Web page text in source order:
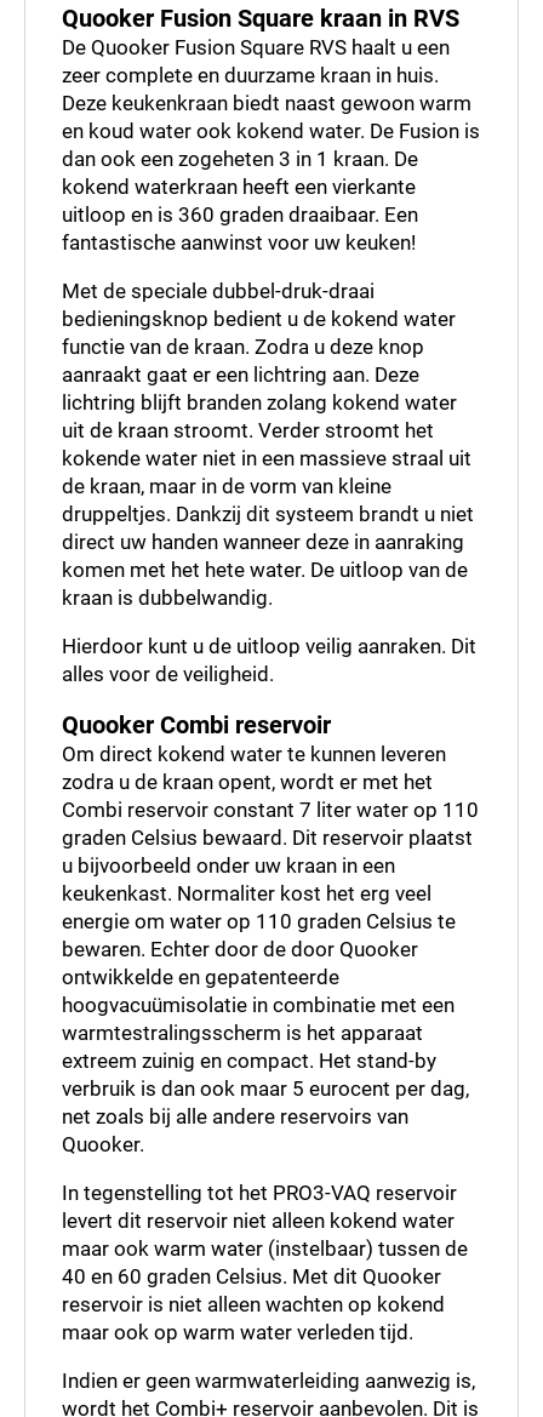
Quooker Fusion Square kraan in RVS
De Quooker Fusion Square RVS haalt u een
zeer complete en duurzame kraan in huis.
Deze keukenkraan biedt naast gewoon warm
en koud water ook kokend water. De Fusion is
dan ook een zogeheten 3 in 1 kraan. De
kokend waterkraan heeft een vierkante
uitloop en is 360 graden draaibaar. Een
fantastische aanwinst voor uw keuken!
Met de speciale dubbel-druk-draai
bedieningsknop bedient u de kokend water
functie van de kraan. Zodra u deze knop
aanraakt gaat er een lichtring aan. Deze
lichtring blijft branden zolang kokend water
uit de kraan stroomt. Verder stroomt het
kokende water niet in een massieve straal uit
de kraan, maar in de vorm van kleine
druppeltjes. Dankzij dit systeem brandt u niet
direct uw handen wanneer deze in aanraking
komen met het hete water. De uitloop van de
kraan is dubbelwandig.
Hierdoor kunt u de uitloop veilig aanraken. Dit
alles voor de veiligheid.
Quooker Combi reservoir
Om direct kokend water te kunnen leveren
zodra u de kraan opent, wordt er met het
Combi reservoir constant 7 liter water op 110
graden Celsius bewaard. Dit reservoir plaatst
u bijvoorbeeld onder uw kraan in een
keukenkast. Normaliter kost het erg veel
energie om water op 110 graden Celsius te
bewaren. Echter door de door Quooker
ontwikkelde en gepatenteerde
hoogvacuümisolatie in combinatie met een
warmtestralingsscherm is het apparaat
extreem zuinig en compact. Het stand-by
verbruik is dan ook maar 5 eurocent per dag,
net zoals bij alle andere reservoirs van
Quooker.
In tegenstelling tot het PRO3-VAQ reservoir
levert dit reservoir niet alleen kokend water
maar ook warm water (instelbaar) tussen de
40 en 60 graden Celsius. Met dit Quooker
reservoir is niet alleen wachten op kokend
maar ook op warm water verleden tijd.
Indien er geen warmwaterleiding aanwezig is,
wordt het Combi+ reservoir aanbevolen. Dit is